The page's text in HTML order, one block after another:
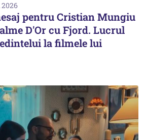
pentru Cristian Mungiu
D'Or cu Fjord. Lucrul
la filmele lui